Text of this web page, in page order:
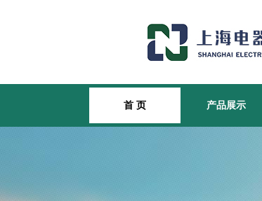
首 页 产品展示